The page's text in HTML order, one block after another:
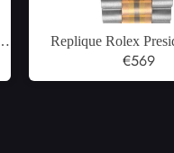
Replique Rolex
moyenne tridor or
€569